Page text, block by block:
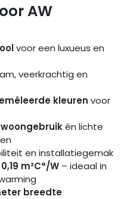
AW
voor een luxueus en
veerkrachtig en
kleuren voor
én lichte
en installatiegemak
m²C°/W – ideaal in
breedte